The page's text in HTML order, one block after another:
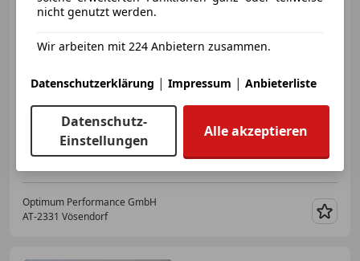
Neu 07/2011 89 000 km Benzin 52 kW (71 PS)
Optimum Performance GmbH
AT-2331 Vösendorf
nicht genutzt werden.
Wir arbeiten mit 224 Anbietern zusammen.
Datenschutzerklärung | Impressum | Anbieterliste
Datenschutz-
Einstellungen
Alle akzeptieren